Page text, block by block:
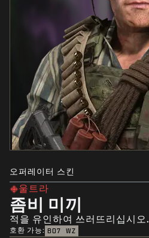
오퍼레이터 스킨
울트라
좀비 미끼
적을 유인하여 쓰러뜨리십시오.
호환 가능: BO7 WZ